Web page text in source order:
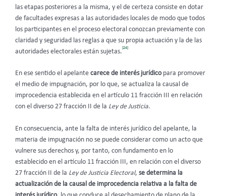
las etapas posteriores a la misma, y el de certeza consiste en dotar
de facultades expresas a las autoridades locales de modo que todos
los participantes en el proceso electoral conozcan previamente con
claridad y seguridad las reglas a que su propia actuación y la de las
autoridades electorales están sujetas.
[24]
En ese sentido el apelante carece de interés jurídicopara promover
el medio de impugnación, por lo que, se actualiza la causal de
improcedencia establecida en el artículo 11 fracción III en relación
con el diverso 27 fracción II de la Ley de Justicia.
En consecuencia, ante la falta de interés jurídico del apelante, la
materia de impugnación no se puede considerar como un acto que
vulnere sus derechos y, por tanto, con fundamento en lo
establecido en el artículo 11 fracción III, en relación con el diverso
27 fracción II de la Ley de Justicia Electoral, se determina la
actualización de la causal de improcedencia relativa a la falta de